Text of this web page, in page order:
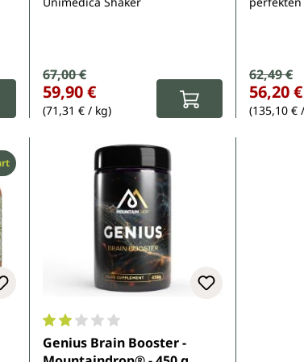
Verkaufspreis:
Regulärer Preis:
67,00 €
59,90 €
(71,31 € / kg)
Regulärer
62,49 €
56,20 €
(135,10 €
Durchschnittliche Bewertung von 2 von 5
Genius Brain Booster -